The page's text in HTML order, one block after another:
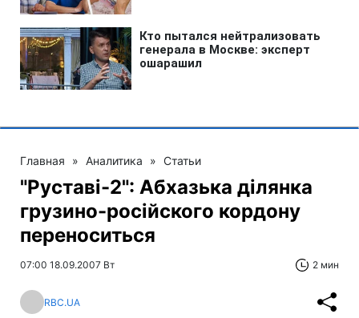
Главная » Аналитика » Статьи
"Руставі-2": Абхазька ділянка
грузино-російского кордону
переноситься
07:00 18.09.2007 Вт 2 мин
RBC.UA